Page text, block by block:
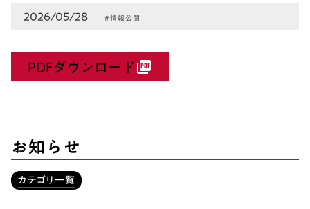
2026/05/28 #情報公開
PDFダウンロードpicture_as_pdf
お知らせ
カテゴリ一覧